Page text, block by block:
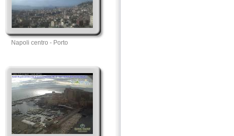
Napoli centro - Porto